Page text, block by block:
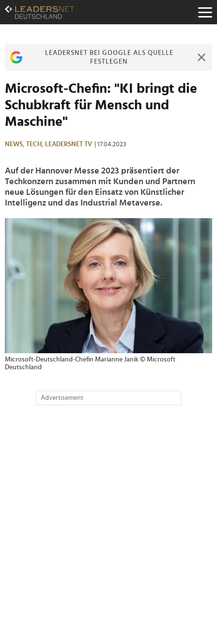
Zum
Inhalt
Zur
Zur
LEADERSNET BEI GOOGLE ALS QUELLE
FESTLEGEN
Microsoft-Chefin: "KI bringt die
Schubkraft für Mensch und
Maschine"
NEWS, TECH, LEADERSNET TV | 17.04.2023
Auf der Hannover Messe 2023 präsentiert der
Techkonzern zusammen mit Kunden und Partnern
neue Lösungen für den Einsatz von Künstlicher
Intelligenz und das Industrial Metaverse.
Microsoft-Deutschland-Chefin Marianne Janik © Microsoft
Deutschland
Advertisement